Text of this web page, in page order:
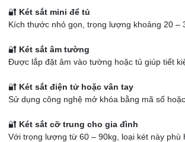
🔐 Két sắt mini để tủ
Kích thước nhỏ gọn, trọng lượng khoảng 20 –
🔐 Két sắt âm tường
Được lắp đặt âm vào tường hoặc tủ giúp tiết
🔐 Két sắt điện tử hoặc vân tay
Sử dụng công nghệ mở khóa bằng mã số
🔐 Két sắt cỡ trung cho gia đình
Với trọng lượng từ 60 – 90kg, loại két này